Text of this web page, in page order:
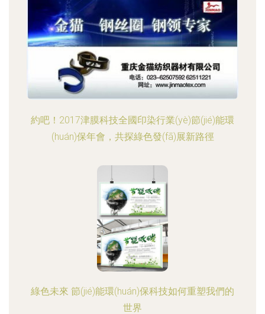
約吧！2017津膜科技全國印染行業(yè)節(jié)能環
(huán)保年會，共探綠色發(fā)展新路徑
綠色未來 節(jié)能環(huán)保科技如何重塑我們的
世界